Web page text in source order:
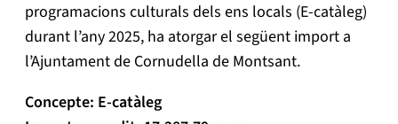
programacions culturals dels ens locals (E-catàleg)
durant l’any 2025, ha atorgar el següent import a
l’Ajuntament de Cornudella de Montsant.
Concepte: E-catàleg